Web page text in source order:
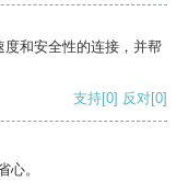
和安全性的连接，并帮
支持[0] 反对[0]
心。